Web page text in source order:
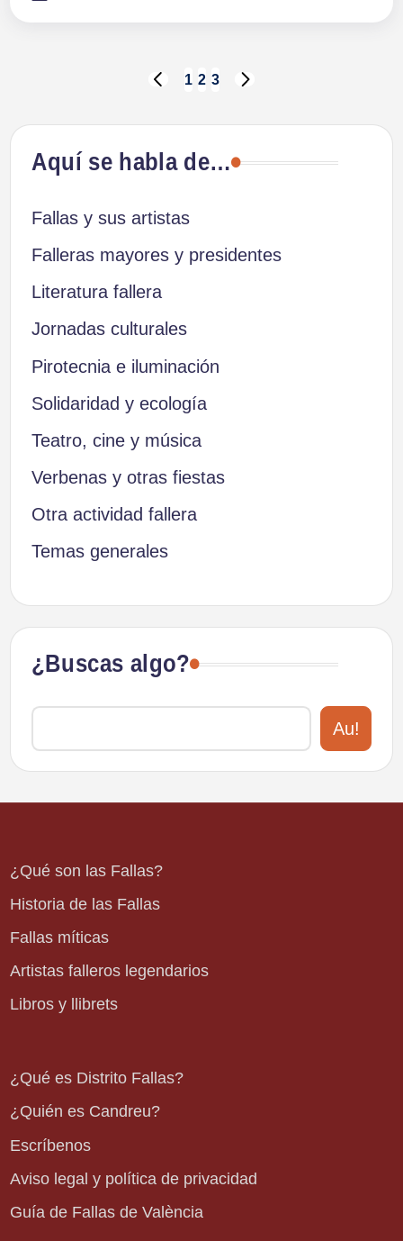
Paginación
de
entradas
PÁGINA
1 2 3
Aquí se habla de…
Fallas y sus artistas
Falleras mayores y presidentes
Literatura fallera
Jornadas culturales
Pirotecnia e iluminación
Solidaridad y ecología
Teatro, cine y música
Verbenas y otras fiestas
Otra actividad fallera
Temas generales
¿Buscas algo?
Au!
¿Qué son las Fallas?
Historia de las Fallas
Fallas míticas
Artistas falleros legendarios
Libros y llibrets
¿Qué es Distrito Fallas?
¿Quién es Candreu?
Escríbenos
Aviso legal y política de privacidad
Guía de Fallas de València